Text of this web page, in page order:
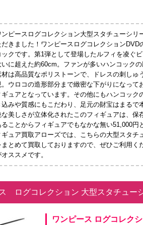
ンピースログコレクション大型スタチューシ
だきました！ワンピースログコレクション
ックです。第1弾として登場したルフィを凌ぐ
いに超えた約60cm。ファンが多いハンコック
材は高品質なポリストーンで、ドレスの刺し
。ウロコの造形部分まで緻密な下がりになって
ギュアとなっています。その他にもハンコッ
込みや質感にもこだわり、足元の財宝はまる
な美しさが立体化されたこのフィギュアは、
ることからフィギュアでもなかな無い51,000
ギュア買取アローズでは、こちらの大型スタ
まとめて買取しておりますので、ぜひご利用
ススメです。
ログコレクション 大型スタチュー
ワンピース ログコレク